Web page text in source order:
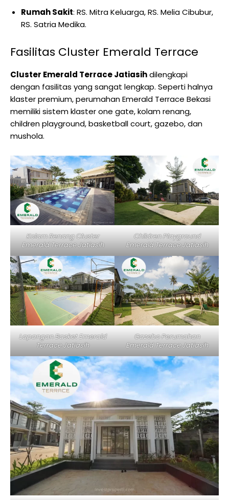
Rumah Sakit: RS. Mitra Keluarga, RS. Melia Cibubur,
RS. Satria Medika.
Fasilitas Cluster Emerald Terrace
Cluster Emerald Terrace Jatiasihdilengkapi
dengan fasilitas yang sangat lengkap. Seperti halnya
klaster premium, perumahan Emerald Terrace Bekasi
memiliki sistem klaster one gate, kolam renang,
children playground, basketball court, gazebo, dan
mushola.
Kolam Renang Cluster
Emerald Terrace Jatiasih
Children Playground
Emerald Terrace Jatiasih
Lapangan Basket Emerald
Terrace Jatiasih
Gazebo Perumahan
Emerald Terrace Jatiasih